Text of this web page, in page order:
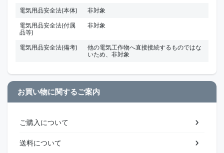
電気用品安全法(本体)
非対象
電気用品安全法(付属
品等)
非対象
電気用品安全法(備考)
他の電気工作物へ直接接続するものではな
いため、非対象
お買い物に関するご案内
ご購入について
送料について